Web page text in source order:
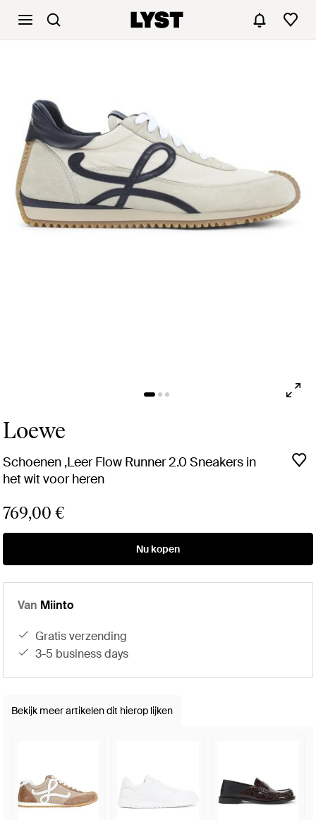
Loewe
Schoenen ,Leer Flow Runner 2.0 Sneakers in
het wit voor heren
769,00 €
Nu kopen
Van Miinto
gratis verzending
3-5 business days
Bekijk meer artikelen dit hierop lijken